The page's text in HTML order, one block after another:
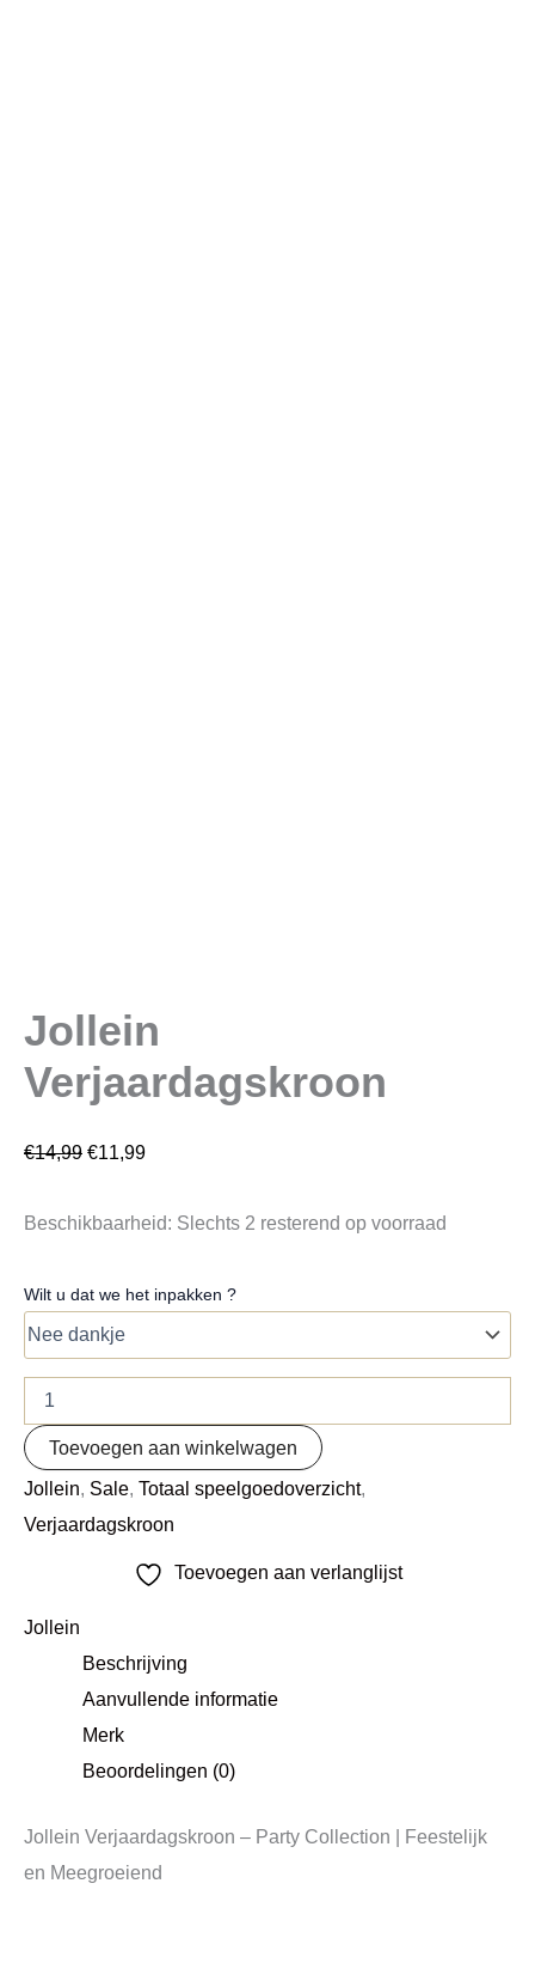
Jollein
Verjaardagskroon
€14,99 €11,99
Beschikbaarheid: Slechts 2 resterend op voorraad
Wilt u dat we het inpakken ?
Toevoegen aan winkelwagen
Jollein, Sale, Totaal speelgoedoverzicht,
Verjaardagskroon
Toevoegen aan verlanglijst
Jollein
Beschrijving
Aanvullende informatie
Merk
Beoordelingen (0)
Jollein Verjaardagskroon – Party Collection | Feestelijk
en Meegroeiend